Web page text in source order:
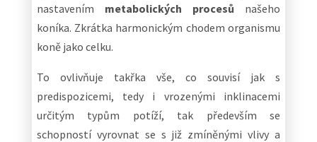
nastavením metabolických procesů našeho
koníka. Zkrátka harmonickým chodem organismu
koně jako celku.
To ovlivňuje takřka vše, co souvisí jak s
predispozicemi, tedy i vrozenými inklinacemi
určitým typům potíží, tak především se
schopností vyrovnat se s již zmíněnými vlivy a